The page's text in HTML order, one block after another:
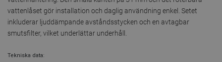
vattenlåset gör installation och daglig användning enkel. Setet
inkluderar ljuddämpande avståndsstycken och en avtagbar
smutsfilter, vilket underlättar underhåll.
Tekniska data: